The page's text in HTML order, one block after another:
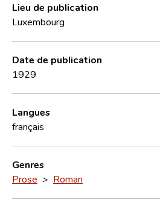
Lieu de publication
Luxembourg
Date de publication
1929
Langues
français
Genres
Prose > Roman